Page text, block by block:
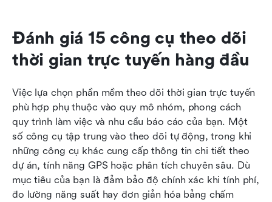
Đánh giá 15 công cụ theo dõi
thời gian trực tuyến hàng đầu
Việc lựa chọn phần mềm theo dõi thời gian trực tuyến
phù hợp phụ thuộc vào quy mô nhóm, phong cách
quy trình làm việc và nhu cầu báo cáo của bạn. Một
số công cụ tập trung vào theo dõi tự động, trong khi
những công cụ khác cung cấp thông tin chi tiết theo
dự án, tính năng GPS hoặc phân tích chuyên sâu. Dù
mục tiêu của bạn là đảm bảo độ chính xác khi tính phí,
đo lường năng suất hay đơn giản hóa bảng chấm